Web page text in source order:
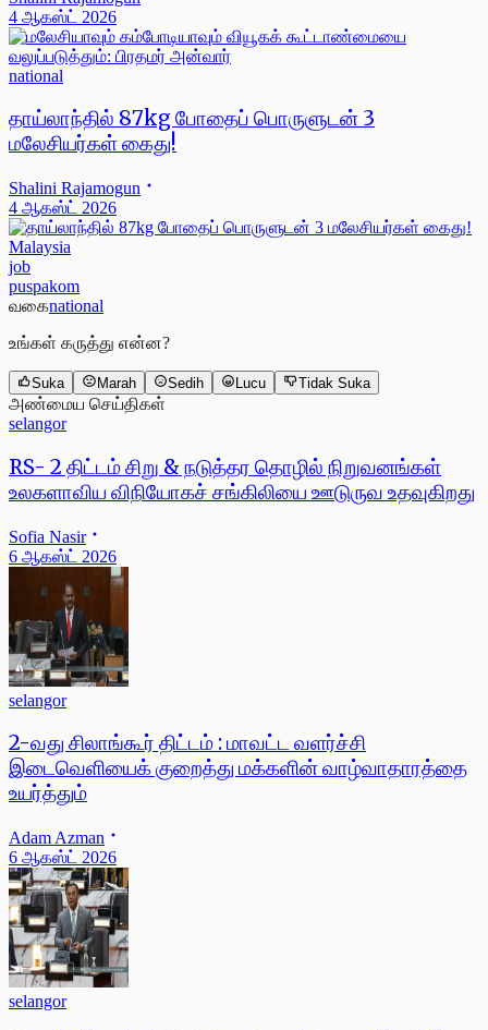
4 ஆகஸ்ட் 2026
national
தாய்லாந்தில் 87kg போதைப் பொருளுடன் 3
மலேசியர்கள் கைது!
Shalini Rajamogun
4 ஆகஸ்ட் 2026
Malaysia
job
puspakom
வகைnational
உங்கள் கருத்து என்ன?
Suka Marah Sedih Lucu Tidak Suka
அண்மைய செய்திகள்
selangor
RS- 2 திட்டம் சிறு & நடுத்தர தொழில் நிறுவனங்கள்
உலகளாவிய விநியோகச் சங்கிலியை ஊடுருவ உதவுகிறது
Sofia Nasir
6 ஆகஸ்ட் 2026
selangor
2-வது சிலாங்கூர் திட்டம் : மாவட்ட வளர்ச்சி
இடைவெளியைக் குறைத்து மக்களின் வாழ்வாதாரத்தை
உயர்த்தும்
Adam Azman
6 ஆகஸ்ட் 2026
selangor